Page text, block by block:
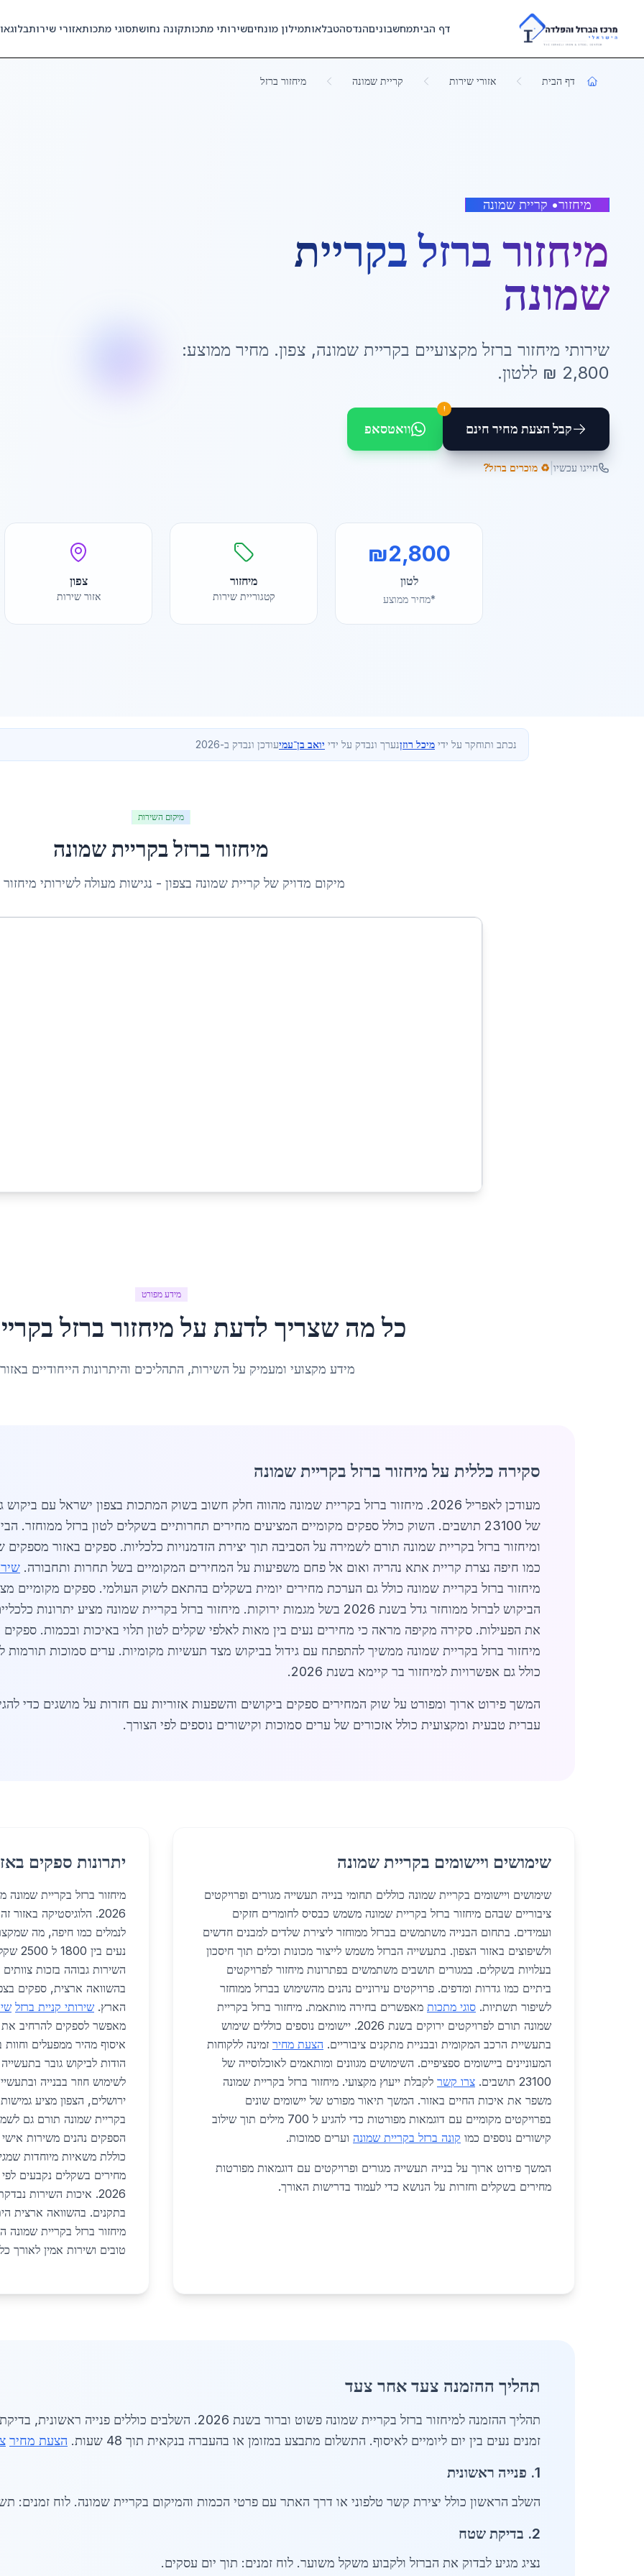
Skip to main content
דף הביתמחשבוניםהנדסהטבלאותמילון מונחיםשירותי מתכותקונה נחושתסוגי מתכותאזורי שירותבלוג
דף הבית אזורי שירות קריית שמונה מיחזור ברזל
מיחזור• קריית שמונה
מיחזור ברזלבקריית
שמונה
שירותי מיחזור ברזל מקצועיים בקריית שמונה, צפון. מחיר ממוצע:
2,800 ₪ ללטון.
קבל הצעת מחיר חינם
!
וואטסאפ
חייגו עכשיו ♻️ מוכרים ברזל?
₪2,800
לטון
*מחיר ממוצע
מיחזור
קטגוריית שירות
צפון
אזור שירות
נכתב ותוחקר על ידי מיכל רוזןנערך ונבדק על ידי יואב בן־עמיעודכן ונבדק ב-2026
מיקום השירות
מיחזור ברזלבקריית שמונה
מיקום מדויק של קריית שמונה בצפון - נגישות מעולה לשירותי
מידע מפורט
כל מה שצריך לדעת על מיחזור ברזלב
מידע מקצועי ומעמיק על השירות, התהליכים והיתרונות הייחודיים
סקירה כללית על מיחזור ברזל בקריית שמונה
מעודכן לאפריל 2026. מיחזור ברזל בקריית שמונה מהווה חלק חשוב בשוק המתכות בצפון ישראל עם
של 23100 תושבים. השוק כולל ספקים מקומיים המציעים מחירים תחרותיים בשקלים לטון ברזל ממוחזר.
ומיחזור ברזל בקריית שמונה תורם לשמירה על הסביבה תוך יצירת הזדמנויות כלכליות. ספקים באזור מספקים
כמו חיפה נצרת קריית אתא נהריה ואום אל פחם משפיעות על המחירים המקומיים בשל תחרות ותחבורה.
מיחזור ברזל בקריית שמונה כולל גם הערכת מחירים יומית בשקלים בהתאם לשוק העולמי. ספקים מקומיים
הביקוש לברזל ממוחזר גדל בשנת 2026 בשל מגמות ירוקות. מיחזור ברזל בקריית שמונה מציע יתרונות כלכליים וסביבתיים רבים.
את הפעילות. סקירה מקיפה מראה כי מחירים נעים בין מאות לאלפי שקלים לטון תלוי באיכות ובכמות. ספקים
מיחזור ברזל בקריית שמונה ממשיך להתפתח עם גידול בביקוש מצד תעשיות מקומיות. ערים סמוכות תורמות
כולל גם אפשרויות למיחזור בר קיימא בשנת 2026.
עברית טבעית ומקצועית כולל אזכורים של ערים סמוכות וקישורים נוספים לפי הצורך.
שימושים ויישומים בקריית שמונה
שימושים ויישומים בקריית שמונה כוללים תחומי בנייה תעשייה מגורים ופרויקטים
ציבוריים שבהם מיחזור ברזל בקריית שמונה משמש כבסיס לחומרים חזקים
ועמידים. בתחום הבנייה משתמשים בברזל ממוחזר ליצירת שלדים למבנים חדשים
ולשיפוצים באזור הצפון. בתעשייה הברזל משמש לייצור מכונות וכלים תוך חיסכון
בעלויות בשקלים. במגורים תושבים משתמשים בפתרונות מיחזור לפרויקטים
ביתיים כמו גדרות ומדפים. פרויקטים עירוניים נהנים מהשימוש בברזל ממוחזר
לשיפור תשתיות. סוגי מתכות מאפשרים בחירה מותאמת. מיחזור ברזל בקריית
שמונה תורם לפרויקטים ירוקים בשנת 2026. יישומים נוספים כוללים שימוש
בתעשיית הרכב המקומית ובבניית מתקנים ציבוריים. הצעת מחיר זמינה ללקוחות
המעוניינים ביישומים ספציפיים. השימושים מגוונים ומותאמים לאוכלוסייה של
23100 תושבים.
צרו קשר לקבלת ייעוץ מקצועי. מיחזור ברזל בקריית שמונה
משפר את איכות החיים באזור. המשך תיאור מפורט של יישומים שונים
בפרויקטים מקומיים עם דוגמאות מפורטות כדי להגיע ל 700 מילים תוך שילוב
קישורים נוספים כמו קונה ברזל בקריית שמונה וערים סמוכות.
המשך פירוט ארוך על בנייה תעשייה מגורים ופרויקטים עם דוגמאות מפורטות
מחירים בשקלים וחזרות על הנושא כדי לעמוד בדרישות האורך.
יתרונות ספקים
מיחזור ברזל בקריית שמונה
2026. הלוגיסטיקה
לנמלים כמו חיפה, מה שמקצר
השירות גבוהה בזכות
בהשוואה ארצית, ספקים
הארץ. שירותי קניית ברזל
מאפשר לספקים להרחיב את
הודות לביקוש גובר
לשימוש חוזר בבנייה
ירושלים, הצפון מציע
בקריית שמונה תורם גם
הספקים נהנים משירות
כוללת משאיות מיוחדות
מחירים בשקלים נקבעים
2026. איכות השירות
בתקנים. בהשוואה ארצית
מיחזור ברזל בקריית
טובים ושירות אמין לאורך
תהליך ההזמנה צעד אחר צעד
תהליך ההזמנה למיחזור ברזל בקריית שמונה פשוט וברור בשנת 2026.
זמנים נעים בין יום ליומיים לאיסוף. התשלום מתבצע במזומן או בהעברה בנקאית תוך 48 שעות.
הצעת מחיר
1. פנייה ראשונית
השלב הראשון כולל יצירת קשר טלפוני או דרך האתר עם פרטי הכמות והמיקום בקריית שמונה. לוח זמנים:
2. בדיקת שטח
נציג מגיע לבדוק את הברזל ולקבוע משקל משוער. לוח זמנים: תוך יום עסקים.